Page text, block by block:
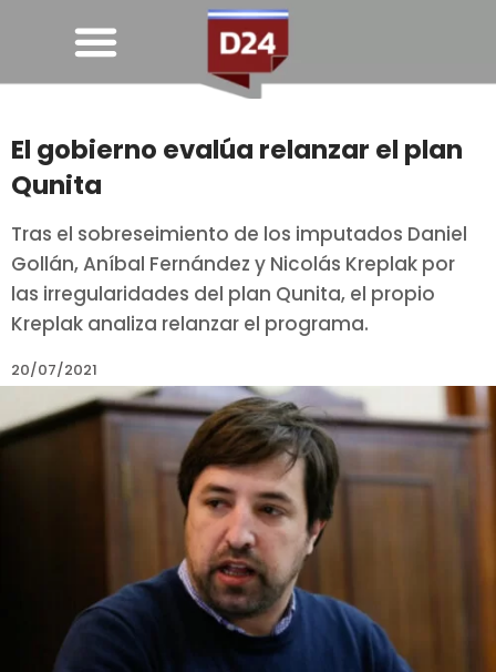
El gobierno evalúa relanzar el plan
Qunita
Tras el sobreseimiento de los imputados Daniel
Gollán, Aníbal Fernández y Nicolás Kreplak por
las irregularidades del plan Qunita, el propio
Kreplak analiza relanzar el programa.
20/07/2021